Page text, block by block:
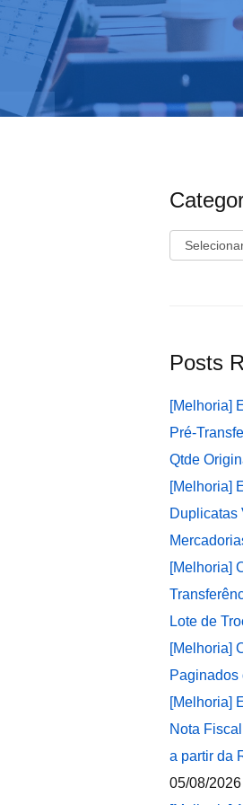
Categorias
Posts
[Melhoria]
Pré-
Qtde
[Melhoria]
Duplicatas
[Melhoria]
Lote de
[Melhoria]
Paginados
[Melhoria]
Nota
a partir da
05/08/2026